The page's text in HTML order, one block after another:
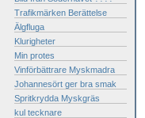
Trafikmärken Berättelse
Älgfluga
Klurigheter
Min protes
Vinförbättrare Myskmadra
Johannesört ger bra smak
Spritkrydda Myskgräs
kul tecknare